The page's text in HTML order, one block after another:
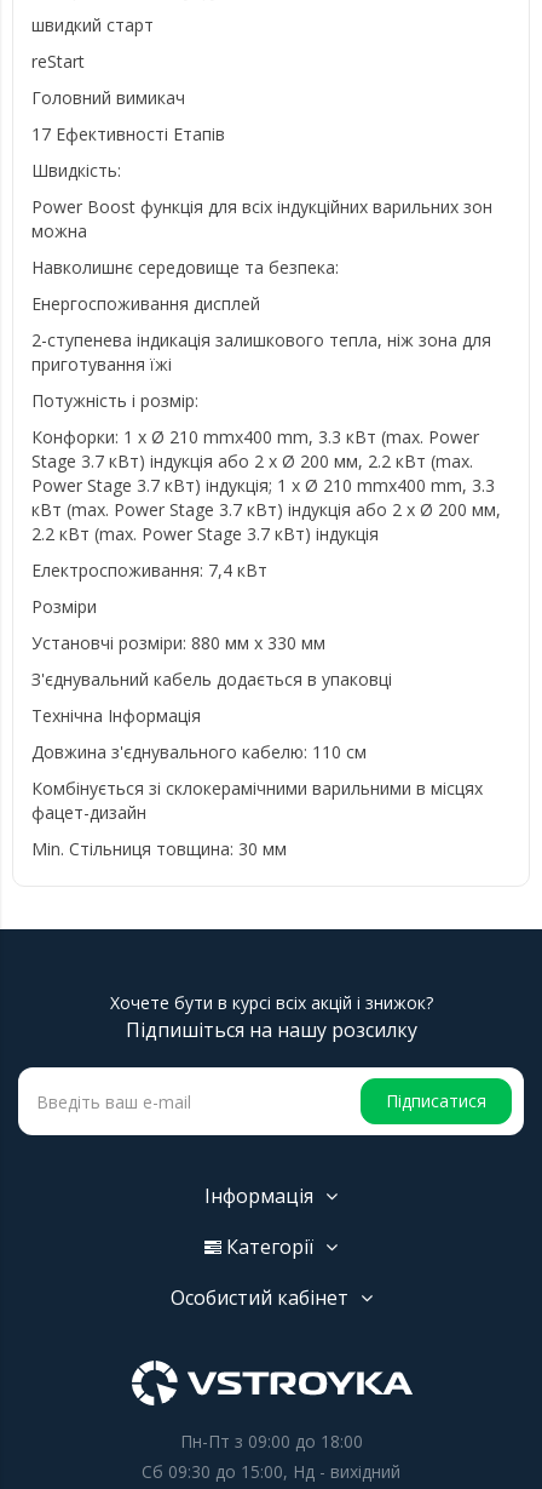
швидкий старт
reStart
Головний вимикач
17 Ефективності Етапів
Швидкість:
Power Boost функція для всіх індукційних варильних зон
можна
Навколишнє середовище та безпека:
Енергоспоживання дисплей
2-ступенева індикація залишкового тепла, ніж зона для
приготування їжі
Потужність і розмір:
Конфорки: 1 x Ø 210 mmx400 mm, 3.3 кВт (max. Power
Stage 3.7 кВт) індукція або 2 x Ø 200 мм, 2.2 кВт (max.
Power Stage 3.7 кВт) індукція; 1 x Ø 210 mmx400 mm, 3.3
кВт (max. Power Stage 3.7 кВт) індукція або 2 x Ø 200 мм,
2.2 кВт (max. Power Stage 3.7 кВт) індукція
Електроспоживання: 7,4 кВт
Розміри
Установчі розміри: 880 мм х 330 мм
З'єднувальний кабель додається в упаковці
Технічна Інформація
Довжина з'єднувального кабелю: 110 см
Комбінується зі склокерамічними варильними в місцях
фацет-дизайн
Min. Стільниця товщина: 30 мм
Хочете бути в курсі всіх акцій і знижок?
Підпишіться на нашу розсилку
Підписатися
Інформація
Категорії
Особистий кабінет
Пн-Пт з 09:00 до 18:00
Сб 09:30 до 15:00, Нд - вихідний